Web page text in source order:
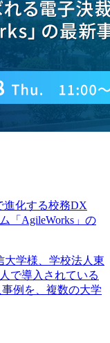
進化する校務DX
「AgileWorks」の
大学様、学校法人東
で導入されている
例を、複数の大学